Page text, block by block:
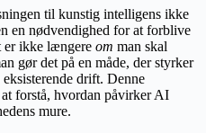
til kunstig intelligens ikke
en nødvendighed for at forblive
er ikke længere om man skal
gør det på en måde, der styrker
drift. Denne
forstå, hvordan påvirker AI
mure.